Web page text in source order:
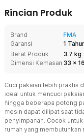
Rincian Produk
Brand
FMA
Garansi
1
Berat Produk
3.7 kg
Dimensi Kemasan 33 x 16
Cuci pakaian lebih praktis
ideal untuk mencuci
hingga beberapa potong
mesin dapat dilipat saat
penyimpanan. Cocok
rumah yang